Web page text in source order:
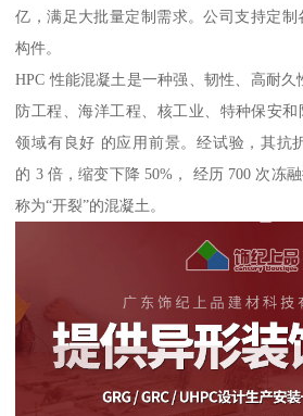
亿，满足大批量定制需求。公司支持定制
构件。
HPC 性能混凝土是一种强、韧性、高耐
防工程、海洋工程、核工业、特种保安
领域有良好 的应用前景。经试验，其抗
的 3 倍，缩变下降 50%， 经历 700 次冻
称为“开裂”的混凝土。